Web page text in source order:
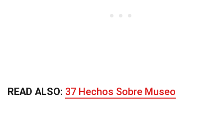
READ ALSO: 37 Hechos Sobre Museo